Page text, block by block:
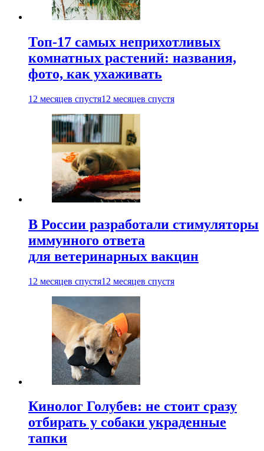
Топ-17 самых неприхотливых
комнатных растений: названия,
фото, как ухаживать
12 месяцев спустя12 месяцев спустя
В России разработали стимуляторы
иммунного ответа
для ветеринарных вакцин
12 месяцев спустя12 месяцев спустя
Кинолог Голубев: не стоит сразу
отбирать у собаки украденные
тапки